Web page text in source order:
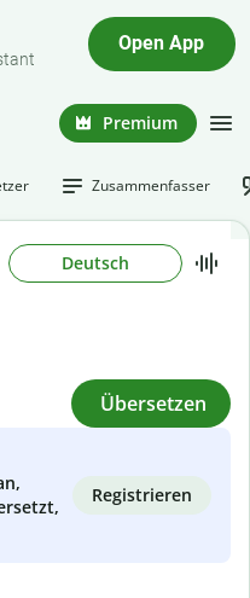
Open App
Premium
Zusammenfasser
Deutsch
Übersetzen
Registrieren